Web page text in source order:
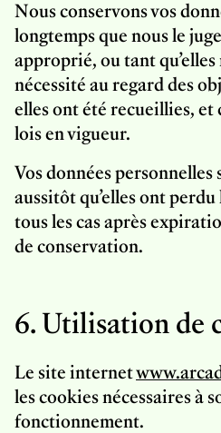
Nous conservons vos
longtemps que nous le
approprié, ou tant
nécessité au regard des
elles ont été recueillies, et
lois en vigueur.
Vos données
aussitôt qu’elles ont
tous les cas après
de conservation.
6. Utilisation de
Le site internet
les cookies nécessaires à
fonctionnement.